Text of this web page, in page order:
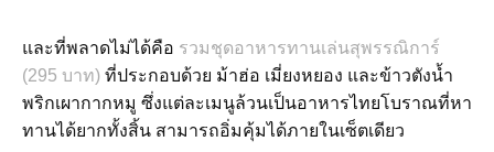
และที่พลาดไม่ได้คือ รวมชุดอาหารทานเล่นสุพรรณิการ์
(295 บาท) ที่ประกอบด้วย ม้าฮ่อ เมี่ยงหยอง และข้าวตังน้ำ
พริกเผากากหมู ซึ่งแต่ละเมนูล้วนเป็นอาหารไทยโบราณที่หา
ทานได้ยากทั้งสิ้น สามารถอิ่มคุ้มได้ภายในเซ็ตเดียว